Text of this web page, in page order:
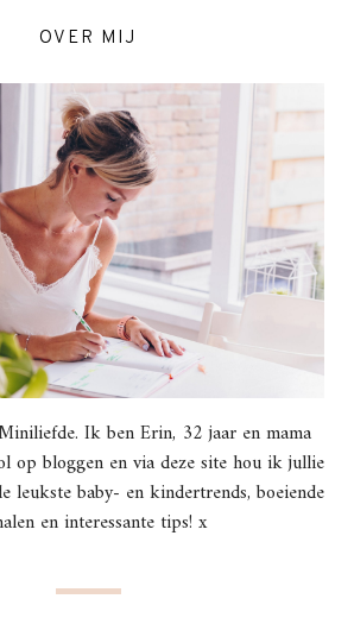
OVER MIJ
Ik ben Erin, 32 jaar en mama
op bloggen en via deze site hou ik jullie
leukste baby- en kindertrends, boeiende
en interessante tips! x